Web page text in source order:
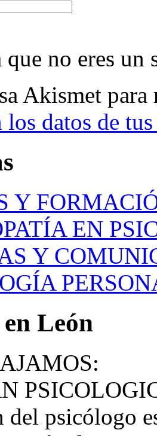
no eres un
Akismet
los datos de
Y
EN
Y
León
del psicólogo